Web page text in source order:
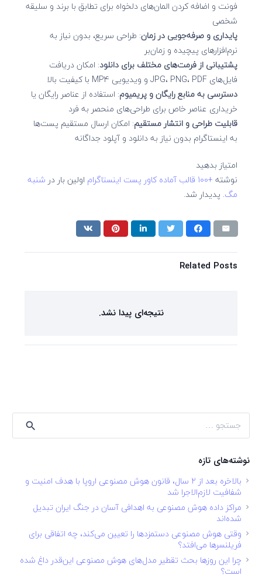
فونت و اضافه کردن المان‌های دلخواه برای تطابق با برند و سلیقه
شخصی
پایداری و صرفه‌جویی در زمان: طراحی سریع، بدون نیاز به
نرم‌افزارهای پیچیده و زمان‌بر
پشتیبانی از فرمت‌های مختلف برای دانلود: امکان دریافت
فایل‌های JPG، PNG، PDF و ویدیویی MP4 با کیفیت بالا
دسترسی به منابع رایگان و پریمیوم: استفاده از عناصر رایگان یا
خریداری عناصر خاص برای طراحی‌های منحصر به فرد
قابلیت طراحی و انتشار مستقیم: امکان ارسال مستقیم پست‌ها
به اینستاگرام بدون نیاز به دانلود و آپلود جداگانه
امتیاز بدهید
نوشته +100 قالب آماده کاور پست اینستاگرام اولین بار در شنبه
مگ. پدیدار شد.
Related Posts
نتیجه‌ای پیدا نشد.
برای:
نوشته‌های تازه
بالاخره بعد از ۲ سال، قانون هوش مصنوعی اروپا با هدف امنیت و
شفافیت لازم‌الاجرا شد
مراکز داده هوش مصنوعی به اهدافی آسان در جنگ ایران تبدیل
شده‌اند
وقتی هوش مصنوعی دستمزدها را تعیین می‌کند، چه اتفاقی برای
فریلنسرها می‌افتد؟
چرا این روزها بحث تقطیر مدل‌های هوش مصنوعی این‌قدر داغ شده
است؟